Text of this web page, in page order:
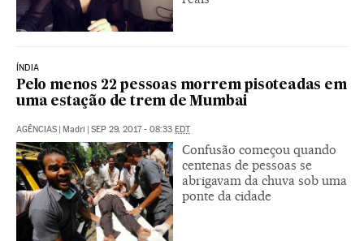
ÍNDIA
Pelo menos 22 pessoas morrem pisoteadas em
uma estação de trem de Mumbai
AGÊNCIAS | Madri | SEP 29, 2017 - 08:33 EDT
Confusão começou quando
centenas de pessoas se
abrigavam da chuva sob uma
ponte da cidade